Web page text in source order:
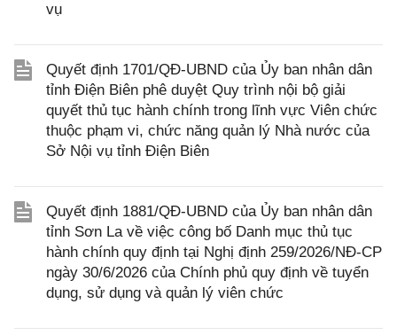
vụ
Quyết định 1701/QĐ-UBND của Ủy ban nhân dân
tỉnh Điện Biên phê duyệt Quy trình nội bộ giải
quyết thủ tục hành chính trong lĩnh vực Viên chức
thuộc phạm vi, chức năng quản lý Nhà nước của
Sở Nội vụ tỉnh Điện Biên
Quyết định 1881/QĐ-UBND của Ủy ban nhân dân
tỉnh Sơn La về việc công bố Danh mục thủ tục
hành chính quy định tại Nghị định 259/2026/NĐ-CP
ngày 30/6/2026 của Chính phủ quy định về tuyển
dụng, sử dụng và quản lý viên chức